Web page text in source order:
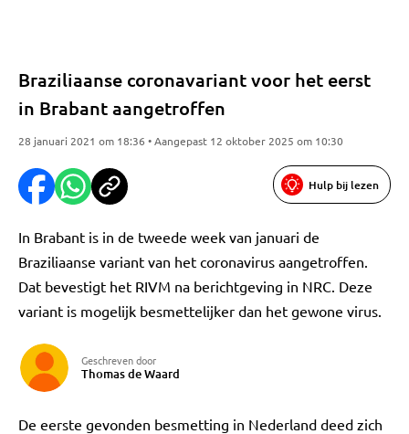
Braziliaanse coronavariant voor het eerst
in Brabant aangetroffen
28 januari 2021 om 18:36 • Aangepast 12 oktober 2025 om 10:30
Hulp bij lezen
In Brabant is in de tweede week van januari de
Braziliaanse variant van het coronavirus aangetroffen.
Dat bevestigt het RIVM na berichtgeving in NRC. Deze
variant is mogelijk besmettelijker dan het gewone virus.
Geschreven door
Thomas de Waard
De eerste gevonden besmetting in Nederland deed zich